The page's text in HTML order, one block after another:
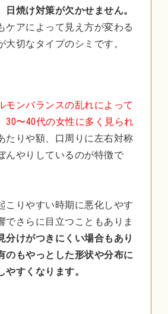
日焼け対策が欠かせません。
ケアによって見え方が変わる
大切なタイプのシミです。
モンバランスの乱れによって
30〜40代の女性に多く見られ
たりや額、口周りに左右対称
んやりしているのが特徴で
こりやすい時期に悪化しやす
でさらに目立つこともありま
分けがつきにくい場合もあり
のもやっとした形状や分布に
すくなります。